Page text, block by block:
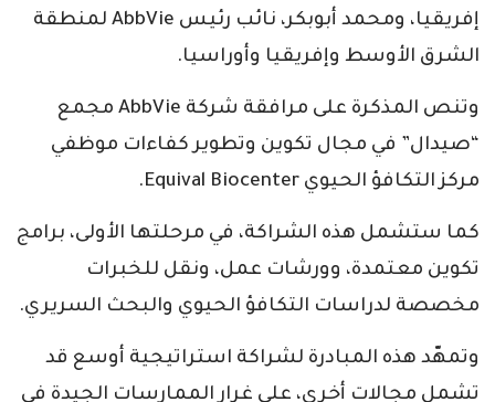
إفريقيا، ومحمد أبوبكر، نائب رئيس AbbVie لمنطقة
الشرق الأوسط وإفريقيا وأوراسيا.
وتنص المذكرة على مرافقة شركة AbbVie مجمع
“صيدال” في مجال تكوين وتطوير كفاءات موظفي
مركز التكافؤ الحيوي Equival Biocenter.
كما ستشمل هذه الشراكة، في مرحلتها الأولى، برامج
تكوين معتمدة، وورشات عمل، ونقل للخبرات
مخصصة لدراسات التكافؤ الحيوي والبحث السريري.
وتمهّد هذه المبادرة لشراكة استراتيجية أوسع قد
تشمل مجالات أخرى، على غرار الممارسات الجيدة في